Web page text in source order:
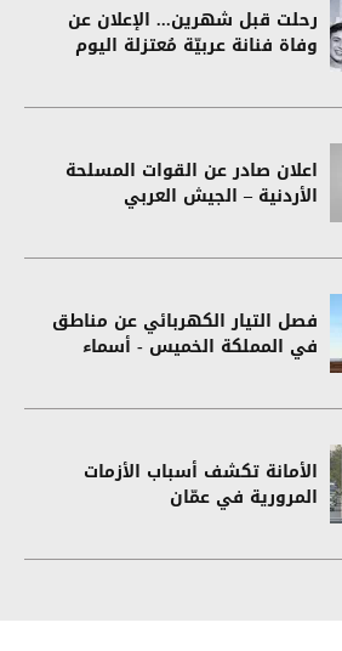
رحلت قبل شهرين... الإعلان عن
وفاة فنانة عربيّة مُعتزلة اليوم
اعلان صادر عن القوات المسلحة
الأردنية – الجيش العربي
فصل التيار الكهربائي عن مناطق
في المملكة الخميس - أسماء
الأمانة تكشف أسباب الأزمات
المرورية في عمّان